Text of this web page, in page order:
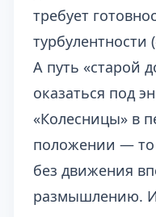
требует
турбулентности
А путь «старой
оказаться под
«Колесницы» в
положении — то
без движения
размышлению. И